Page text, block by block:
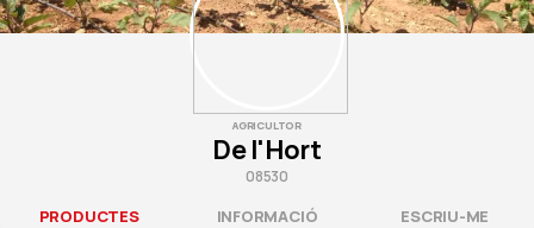
AGRICULTOR
De l'Hort
08530
PRODUCTES INFORMACIÓ ESCRIU-ME